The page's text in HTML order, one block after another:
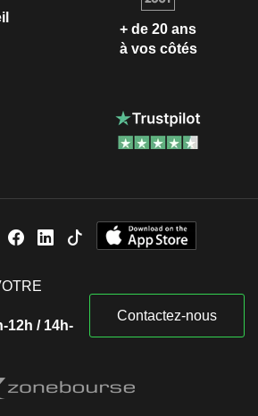
+ de 20 ans
à vos côtés
12h / 14h-
Contactez-nous